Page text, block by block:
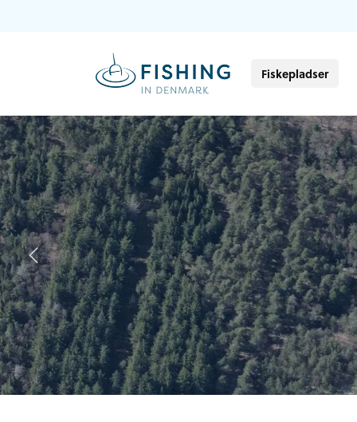
Fiskepladser
Previous